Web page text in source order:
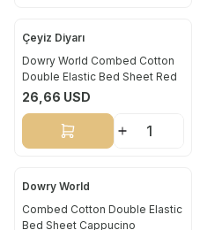
Yeni
Çeyiz Diyarı
Dowry World Combed Cotton
Double Elastic Bed Sheet Red
26,66 USD
Sepete Ekle
Yeni
%44
Dowry World
Combed Cotton Double Elastic
Bed Sheet Cappucino